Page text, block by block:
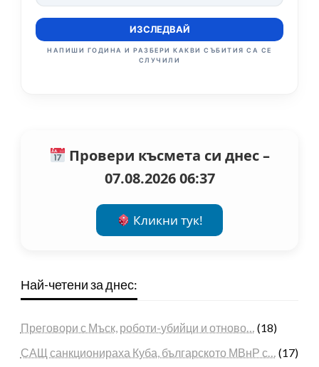
ИЗСЛЕДВАЙ
НАПИШИ ГОДИНА И РАЗБЕРИ КАКВИ СЪБИТИЯ СА СЕ
СЛУЧИЛИ
Провери късмета си днес –
07.08.2026 06:37
Кликни тук!
Най-четени за днес:
Преговори с Мъск, роботи-убийци и отново… (18)
САЩ санкционираха Куба, българското МВнР с… (17)